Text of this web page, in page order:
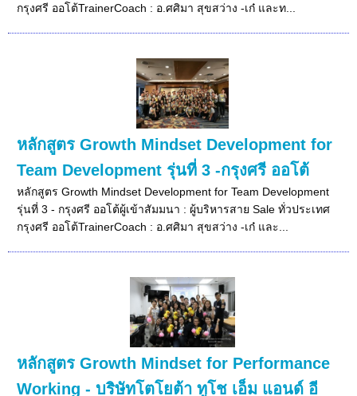
กรุงศรี ออโต้TrainerCoach : อ.ศศิมา สุขสว่าง -เก๋ และท...
หลักสูตร Growth Mindset Development for
Team Development รุ่นที่ 3 -กรุงศรี ออโต้
หลักสูตร Growth Mindset Development for Team Development
รุ่นที่ 3 - กรุงศรี ออโต้ผู้เข้าสัมมนา : ผู้บริหารสาย Sale ทั่วประเทศ
กรุงศรี ออโต้TrainerCoach : อ.ศศิมา สุขสว่าง -เก๋ และ...
หลักสูตร Growth Mindset for Performance
Working - บริษัทโตโยต้า ทูโช เอ็ม แอนด์ อี